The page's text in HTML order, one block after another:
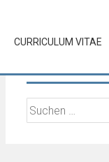
CURRICULUM VITAE
Suchen
nach: